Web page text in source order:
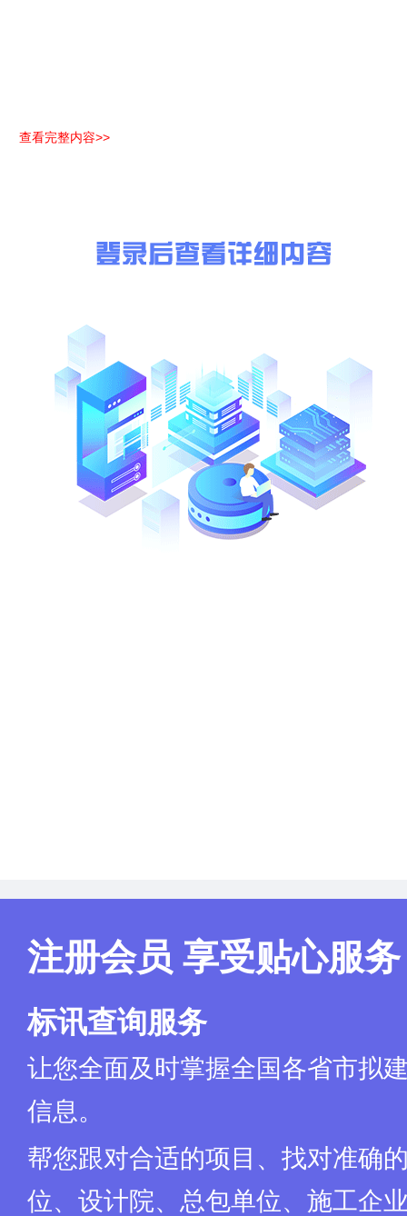
查看完整内容>>
注册会员 享受贴心服务
标讯查询服务
让您全面及时掌握全国各省市拟
信息。
帮您跟对合适的项目、找对准确
位、设计院、总包单位、施工企